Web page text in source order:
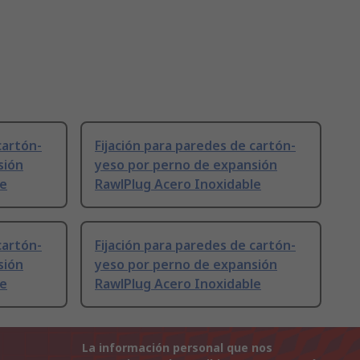
Fijación para paredes de cartón-
yeso por perno de expansión
RawlPlug Acero Inoxidable
Fijación para paredes de cartón-
yeso por perno de expansión
RawlPlug Acero Inoxidable
La información personal que nos